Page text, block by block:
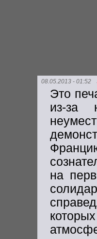
08.05.2013 - 01:52
Это
из-за
на